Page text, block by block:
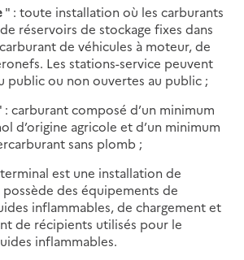
" : toute installation où les carburants
réservoirs de stockage fixes dans
de véhicules à moteur, de
Les stations-service peuvent
public ou non ouvertes au public ;
: carburant composé d’un minimum
d’origine agricole et d’un minimum
sans plomb ;
est une installation de
des équipements de
inflammables, de chargement et
de récipients utilisés pour le
inflammables.